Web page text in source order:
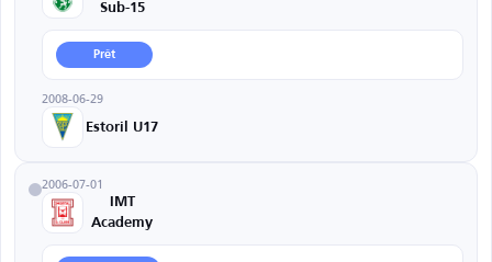
Sub-15
Prêt
2008-06-29
Estoril U17
2006-07-01
IMT
Academy